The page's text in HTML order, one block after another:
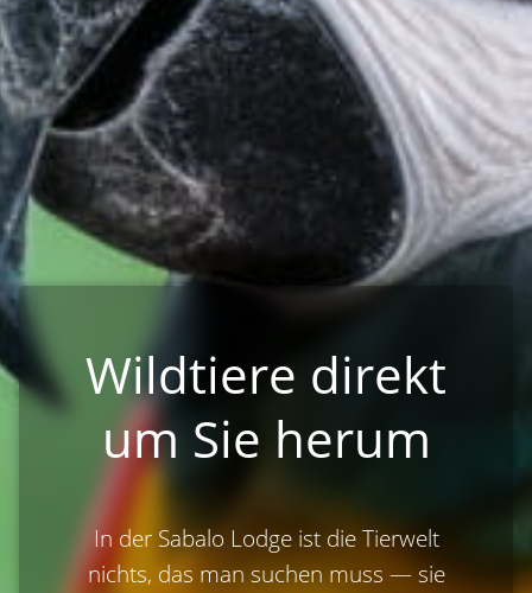
Wildtiere direkt
um Sie herum
In der Sabalo Lodge ist die Tierwelt
nichts, das man suchen muss — sie